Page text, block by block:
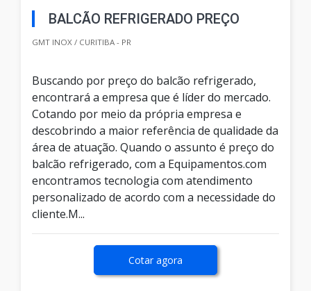
BALCÃO REFRIGERADO PREÇO
GMT INOX / CURITIBA - PR
Buscando por preço do balcão refrigerado,
encontrará a empresa que é líder do mercado.
Cotando por meio da própria empresa e
descobrindo a maior referência de qualidade da
área de atuação. Quando o assunto é preço do
balcão refrigerado, com a Equipamentos.com
encontramos tecnologia com atendimento
personalizado de acordo com a necessidade do
cliente.M...
Cotar agora